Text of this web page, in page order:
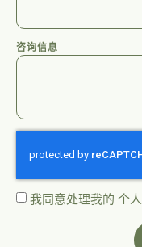
咨询信息
我同意处理我的 个